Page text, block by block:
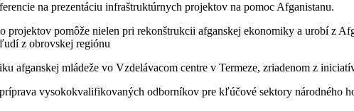
na prezentáciu infraštruktúrnych projektov na pomoc Afganistanu.
projektov pomôže nielen pri rekonštrukcii afganskej ekonomiky a urobí z
z obrovskej regiónu
afganskej mládeže vo Vzdelávacom centre v Termeze, zriadenom z
vysokokvalifikovaných odborníkov pre kľúčové sektory